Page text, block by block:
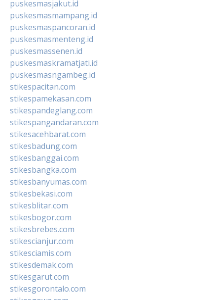
puskesmasjakut.id
puskesmasmampang.id
puskesmaspancoran.id
puskesmasmenteng.id
puskesmassenen.id
puskesmaskramatjati.id
puskesmasngambeg.id
stikespacitan.com
stikespamekasan.com
stikespandeglang.com
stikespangandaran.com
stikesacehbarat.com
stikesbadung.com
stikesbanggai.com
stikesbangka.com
stikesbanyumas.com
stikesbekasi.com
stikesblitar.com
stikesbogor.com
stikesbrebes.com
stikescianjur.com
stikesciamis.com
stikesdemak.com
stikesgarut.com
stikesgorontalo.com